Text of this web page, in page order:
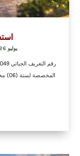
يوليو 26, 2026